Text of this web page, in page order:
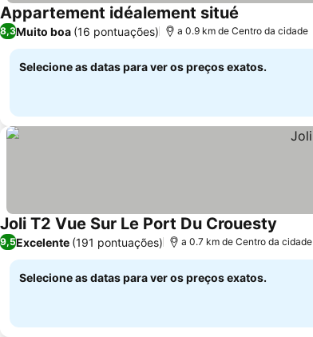
Appartement idéalement situé
8,3Muito boa (16 pontuações) a 0.9 km de Centro da cidade
Selecione as datas para ver os preços exatos.
Joli T2 Vue Sur Le Port Du Crouesty
9,5Excelente (191 pontuações) a 0.7 km de Centro da cidade
Selecione as datas para ver os preços exatos.